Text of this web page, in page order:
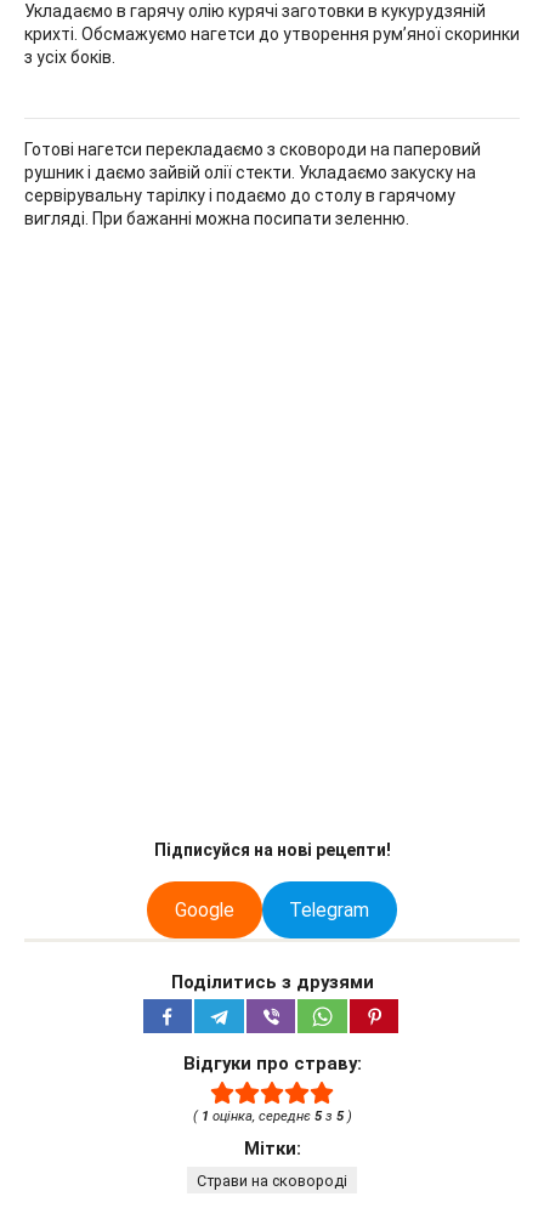
Укладаємо в гарячу олію курячі заготовки в кукурудзяній
крихті. Обсмажуємо нагетси до утворення рум’яної скоринки
з усіх боків.
Готові нагетси перекладаємо з сковороди на паперовий
рушник і даємо зайвій олії стекти. Укладаємо закуску на
сервірувальну тарілку і подаємо до столу в гарячому
вигляді. При бажанні можна посипати зеленню.
Підписуйся на нові рецепти!
Google Telegram
Поділитись з друзями
Відгуки про страву:
( 1 оцінка, середнє 5з 5)
Мітки:
Страви на сковороді